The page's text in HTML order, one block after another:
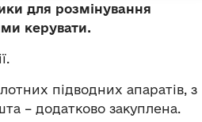
для розмінування
керувати.
підводних апаратів, з
– додатково закуплена.